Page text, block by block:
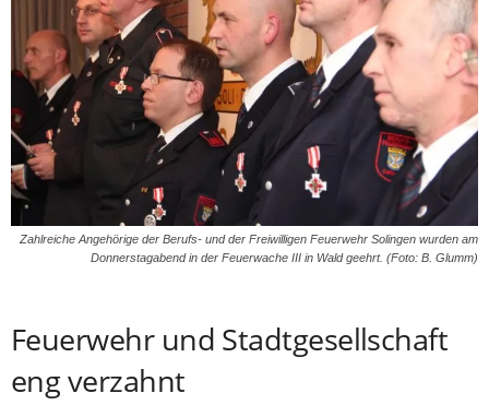
Zahlreiche Angehörige der Berufs- und der Freiwilligen Feuerwehr Solingen wurden am
Donnerstagabend in der Feuerwache III in Wald geehrt. (Foto: B. Glumm)
Feuerwehr und Stadtgesellschaft
eng verzahnt